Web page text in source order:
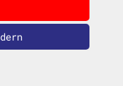
Verarbeitung
besteht die